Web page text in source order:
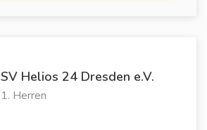
SV Helios 24 Dresden e.V.
1. Herren